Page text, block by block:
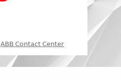
ABB Contact Center